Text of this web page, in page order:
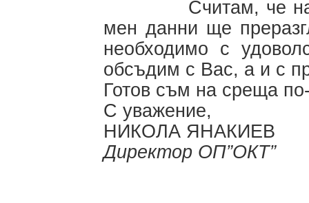
Считам, че на
мен данни ще
необходимо с
обсъдим с Вас, а и с
Готов съм на среща
С уважение,
НИКОЛА ЯНАКИЕВ
Директор ОП”ОКТ”